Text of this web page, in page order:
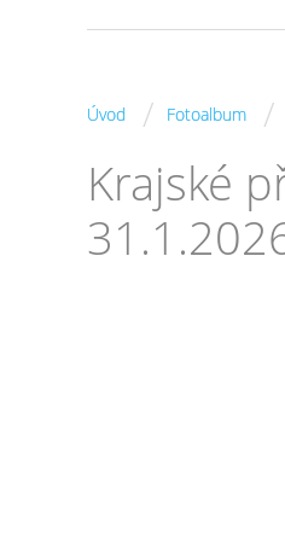
Úvod / Fotoalbum /
Krajské